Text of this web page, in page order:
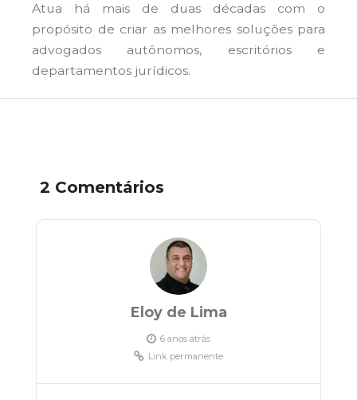
Atua há mais de duas décadas com o
propósito de criar as melhores soluções para
advogados autônomos, escritórios e
departamentos jurídicos.
2 Comentários
Eloy de Lima
6 anos atrás
Link permanente